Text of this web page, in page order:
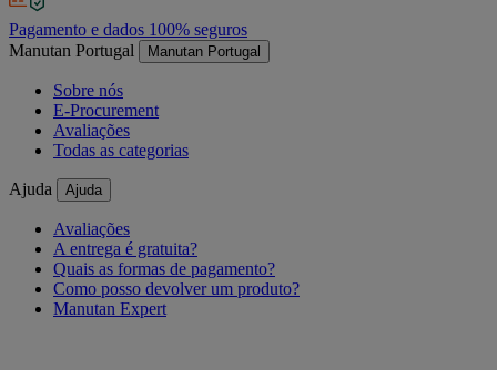
Pagamento e dados 100% seguros
Manutan Portugal
Manutan Portugal
Sobre nós
E-Procurement
Avaliações
Todas as categorias
Ajuda Ajuda
Avaliações
A entrega é gratuita?
Quais as formas de pagamento?
Como posso devolver um produto?
Manutan Expert